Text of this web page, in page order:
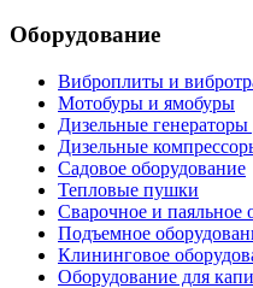
Оборудование
Виброплиты и
Мотобуры и ямобуры
Дизельные
Дизельные
Садовое оборудование
Тепловые пушки
Сварочное и паяльное
Подъемное
Клининговое
Оборудование для